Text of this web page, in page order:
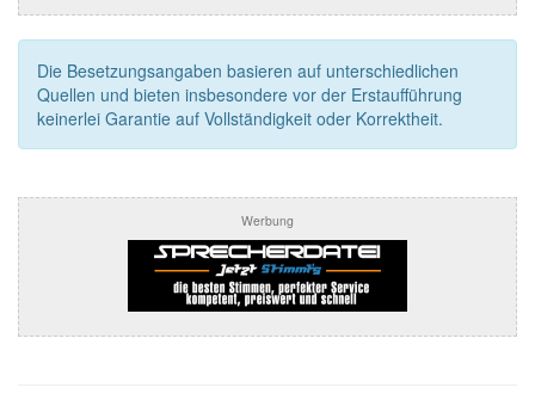
Die Besetzungsangaben basieren auf unterschiedlichen
Quellen und bieten insbesondere vor der Erstaufführung
keinerlei Garantie auf Vollständigkeit oder Korrektheit.
Werbung